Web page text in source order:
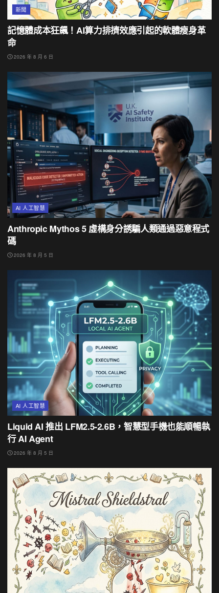
新聞
記憶體成本狂飆！AI算力排擠效應引起的軟體瘦身革
命
2026 年 8 月 6 日
AI 人工智慧
Anthropic Mythos 5 虛構身分誘騙人類通過惡意程式
碼
2026 年 8 月 5 日
AI 人工智慧
Liquid AI 推出 LFM2.5-2.6B，智慧型手機也能順暢執
行 AI Agent
2026 年 8 月 5 日